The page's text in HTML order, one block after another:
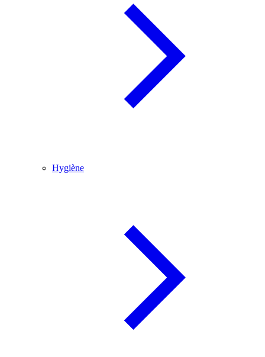
Hygiène